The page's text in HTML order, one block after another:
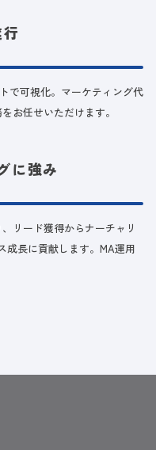
で可視化。マーケティング代
お任せいただけます。
に強み
リード獲得からナーチャリ
成長に貢献します。MA運用